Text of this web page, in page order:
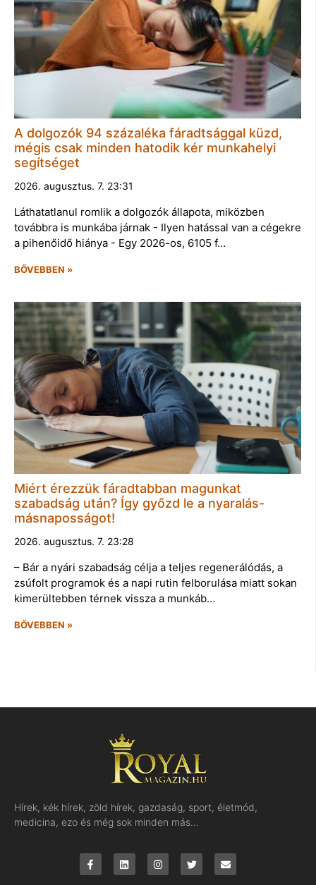
A dolgozók 94 százaléka fáradtsággal küzd,
mégis csak minden hatodik kér munkahelyi
segítséget
2026. augusztus. 7. 23:31
Láthatatlanul romlik a dolgozók állapota, miközben
továbbra is munkába járnak - Ilyen hatással van a cégekre
a pihenőidő hiánya - Egy 2026-os, 6105 f…
BŐVEBBEN »
Miért érezzük fáradtabban magunkat
szabadság után? Így győzd le a nyaralás-
másnaposságot!
2026. augusztus. 7. 23:28
– Bár a nyári szabadság célja a teljes regenerálódás, a
zsúfolt programok és a napi rutin felborulása miatt sokan
kimerültebben térnek vissza a munkáb…
BŐVEBBEN »
Hírek, kék hírek, zöld hírek, gazdaság, sport, életmód,
medicina, ezo és még sok minden más…